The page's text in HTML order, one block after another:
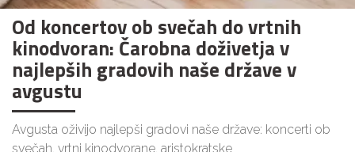
Od koncertov ob svečah do vrtnih
kinodvoran: Čarobna doživetja v
najlepših gradovih naše države v
avgustu
Avgusta oživijo najlepši gradovi naše države: koncerti ob
svečah, vrtni kinodvorane, aristokratske